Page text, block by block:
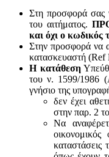
Στη προσφορά σας
του αιτήματος.
και όχι ο κωδικός
Στην προσφορά να
κατασκευαστή (Ref
Η κατάθεση
του ν. 1599/1986
γνήσιο της
δεν έχει
στην παρ. 2
Να